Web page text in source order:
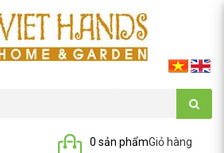
Giỏ hàng
0 sản phẩm